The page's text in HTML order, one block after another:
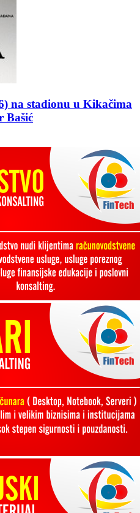
na stadionu u Kikačima
Bašić